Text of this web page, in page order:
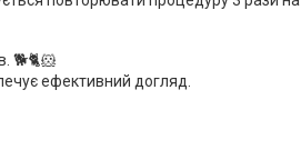
🐕🐈🐹
ефективний догляд.